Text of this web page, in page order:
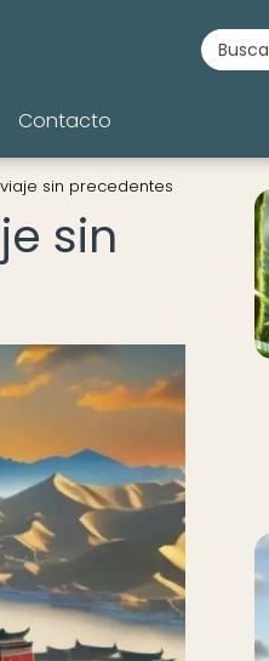
Contacto
sin precedentes
sin